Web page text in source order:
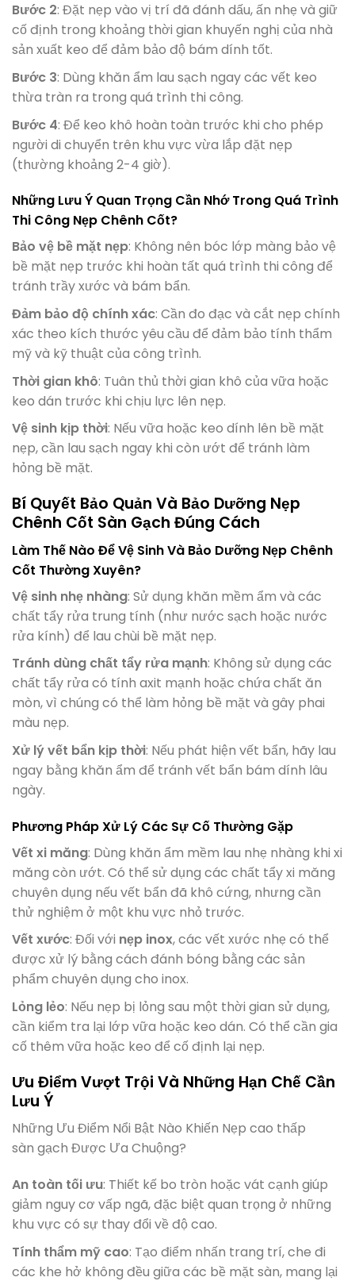
Bước 2: Đặt nẹp vào vị trí đã đánh dấu, ấn nhẹ và giữ
cố định trong khoảng thời gian khuyến nghị của nhà
sản xuất keo để đảm bảo độ bám dính tốt.
Bước 3: Dùng khăn ẩm lau sạch ngay các vết keo
thừa tràn ra trong quá trình thi công.
Bước 4: Để keo khô hoàn toàn trước khi cho phép
người di chuyển trên khu vực vừa lắp đặt nẹp
(thường khoảng 2-4 giờ).
Những Lưu Ý Quan Trọng Cần Nhớ Trong Quá Trình
Thi Công Nẹp Chênh Cốt?
Bảo vệ bề mặt nẹp: Không nên bóc lớp màng bảo vệ
bề mặt nẹp trước khi hoàn tất quá trình thi công để
tránh trầy xước và bám bẩn.
Đảm bảo độ chính xác: Cần đo đạc và cắt nẹp chính
xác theo kích thước yêu cầu để đảm bảo tính thẩm
mỹ và kỹ thuật của công trình.
Thời gian khô: Tuân thủ thời gian khô của vữa hoặc
keo dán trước khi chịu lực lên nẹp.
Vệ sinh kịp thời: Nếu vữa hoặc keo dính lên bề mặt
nẹp, cần lau sạch ngay khi còn ướt để tránh làm
hỏng bề mặt.
Bí Quyết Bảo Quản Và Bảo Dưỡng Nẹp
Chênh Cốt Sàn Gạch Đúng Cách
Làm Thế Nào Để Vệ Sinh Và Bảo Dưỡng Nẹp Chênh
Cốt Thường Xuyên?
Vệ sinh nhẹ nhàng: Sử dụng khăn mềm ẩm và các
chất tẩy rửa trung tính (như nước sạch hoặc nước
rửa kính) để lau chùi bề mặt nẹp.
Tránh dùng chất tẩy rửa mạnh: Không sử dụng các
chất tẩy rửa có tính axit mạnh hoặc chứa chất ăn
mòn, vì chúng có thể làm hỏng bề mặt và gây phai
màu nẹp.
Xử lý vết bẩn kịp thời: Nếu phát hiện vết bẩn, hãy lau
ngay bằng khăn ẩm để tránh vết bẩn bám dính lâu
ngày.
Phương Pháp Xử Lý Các Sự Cố Thường Gặp
Vết xi măng: Dùng khăn ẩm mềm lau nhẹ nhàng khi xi
măng còn ướt. Có thể sử dụng các chất tẩy xi măng
chuyên dụng nếu vết bẩn đã khô cứng, nhưng cần
thử nghiệm ở một khu vực nhỏ trước.
Vết xước: Đối với nẹp inox, các vết xước nhẹ có thể
được xử lý bằng cách đánh bóng bằng các sản
phẩm chuyên dụng cho inox.
Lỏng lẻo: Nếu nẹp bị lỏng sau một thời gian sử dụng,
cần kiểm tra lại lớp vữa hoặc keo dán. Có thể cần gia
cố thêm vữa hoặc keo để cố định lại nẹp.
Ưu Điểm Vượt Trội Và Những Hạn Chế Cần
Lưu Ý
Những Ưu Điểm Nổi Bật Nào Khiến Nẹp cao thấp
sàn gạch Được Ưa Chuộng?
An toàn tối ưu: Thiết kế bo tròn hoặc vát cạnh giúp
giảm nguy cơ vấp ngã, đặc biệt quan trọng ở những
khu vực có sự thay đổi về độ cao.
Tính thẩm mỹ cao: Tạo điểm nhấn trang trí, che đi
các khe hở không đều giữa các bề mặt sàn, mang lại